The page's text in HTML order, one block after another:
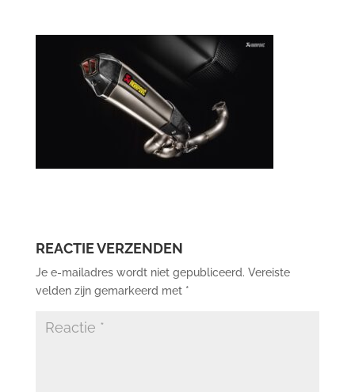
REACTIE VERZENDEN
Je e-mailadres wordt niet gepubliceerd. Vereiste
velden zijn gemarkeerd met *